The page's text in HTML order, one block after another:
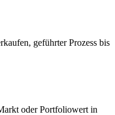
geführter Prozess bis
oder Portfoliowert in